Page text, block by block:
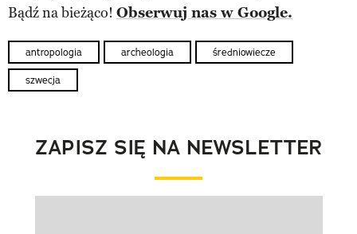
Bądź na bieżąco! Obserwuj nas w Google.
antropologia archeologia średniowiecze
szwecja
ZAPISZ SIĘ NA NEWSLETTER